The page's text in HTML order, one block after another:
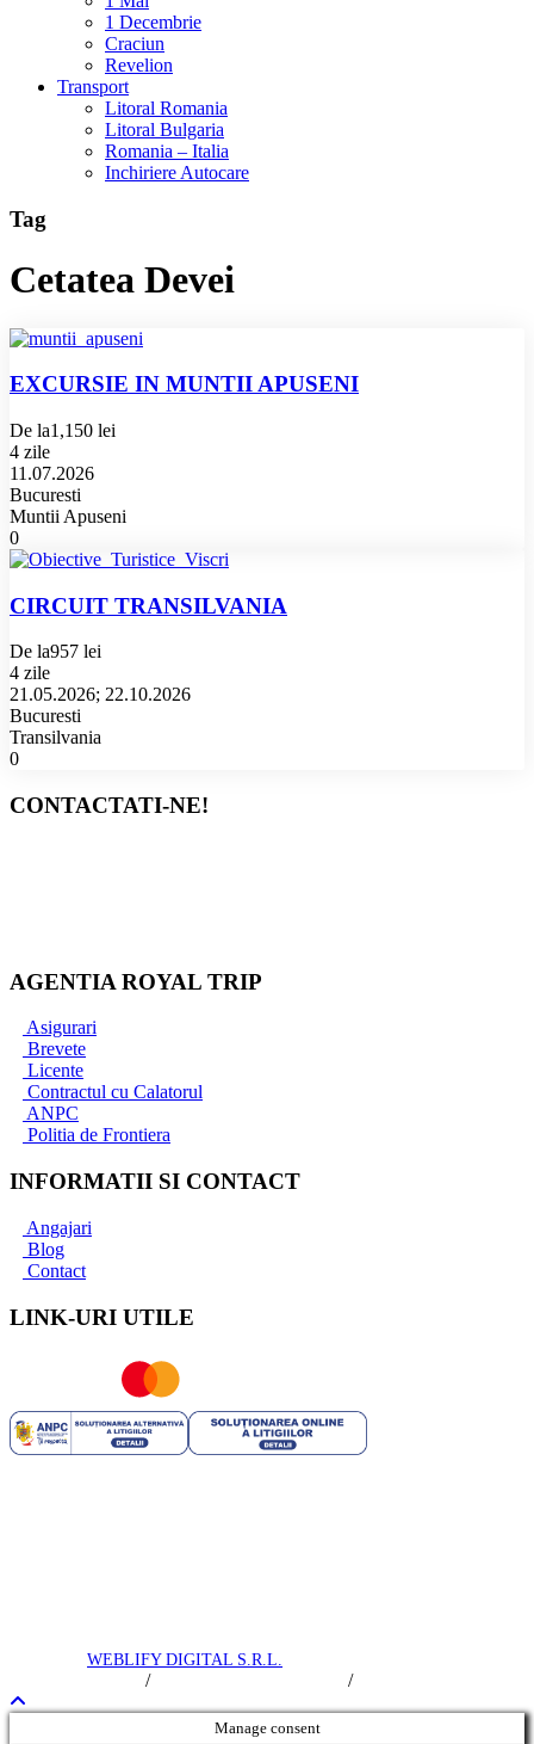
1 Decembrie
Craciun
Revelion
Transport
Litoral Romania
Litoral Bulgaria
Romania – Italia
Inchiriere Autocare
Tag
Cetatea Devei
EXCURSIE IN MUNTII APUSENI
De la1,150 lei
4 zile
11.07.2026
Bucuresti
Muntii Apuseni
0
CIRCUIT TRANSILVANIA
De la957 lei
4 zile
21.05.2026; 22.10.2026
Bucuresti
Transilvania
0
CONTACTATI-NE!
AGENTIA ROYAL TRIP
Asigurari
Brevete
Licente
Contractul cu Calatorul
ANPC
Politia de Frontiera
INFORMATII SI CONTACT
Angajari
Blog
Contact
LINK-URI UTILE
WEBLIFY DIGITAL S.R.L.
/ /
Manage consent